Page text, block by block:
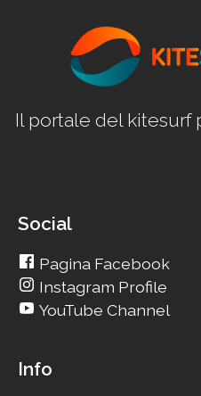
Il portale del kitesurf
Social
Pagina Facebook
Instagram Profile
YouTube Channel
Info